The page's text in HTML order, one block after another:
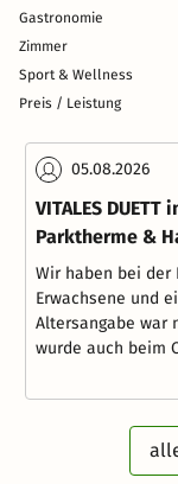
Gastronomie
Zimmer
Sport & Wellness
Preis / Leistung
05.08.2026
VITALES
Parktherme &
Wir haben bei der
Erwachsene und
Altersangabe war
wurde auch beim